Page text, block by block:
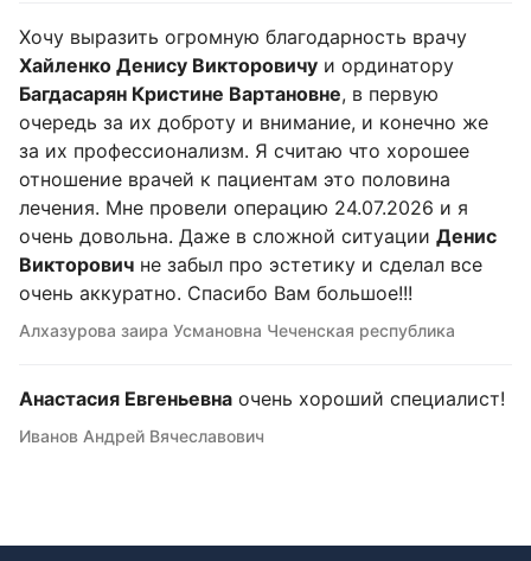
Хочу выразить огромную благодарность врачу
Хайленко Денису Викторовичу и ординатору
Багдасарян Кристине Вартановне, в первую
очередь за их доброту и внимание, и конечно же
за их профессионализм. Я считаю что хорошее
отношение врачей к пациентам это половина
лечения. Мне провели операцию 24.07.2026 и я
очень довольна. Даже в сложной ситуации Денис
Викторович не забыл про эстетику и сделал все
очень аккуратно. Спасибо Вам большое!!!
Алхазурова заира Усмановна Чеченская республика
Анастасия Евгеньевна очень хороший специалист!
Иванов Андрей Вячеславович